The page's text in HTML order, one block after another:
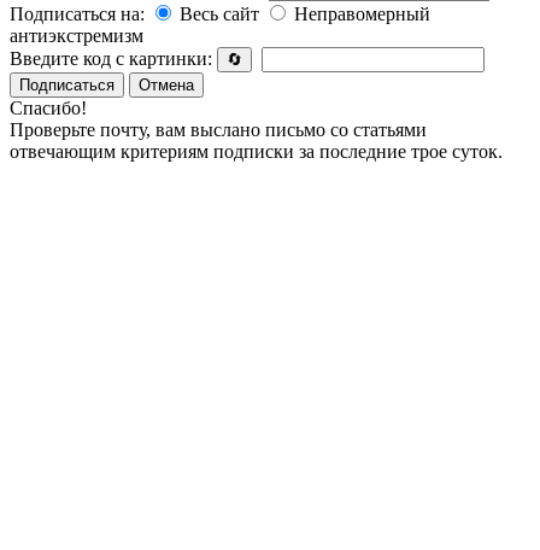
Подписаться на:
Весь сайт
Неправомерный
антиэкстремизм
Введите код с картинки:
🔄
Подписаться
Отмена
Спасибо!
Проверьте почту, вам выслано письмо со статьями
отвечающим критериям подписки за последние трое суток.